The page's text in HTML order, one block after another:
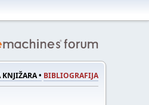
• BIBLIOGRAFIJA